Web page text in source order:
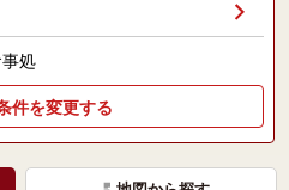
処
件を変更する